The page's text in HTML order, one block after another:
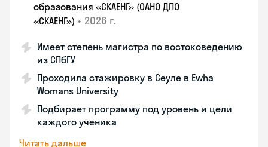
образования «СКАЕНГ» (ОАНО ДПО
«СКАЕНГ») • 2026 г.
Имеет степень магистра по востоковедению
из СПбГУ
Проходила стажировку в Сеуле в Ewha
Womans University
Подбирает программу под уровень и цели
каждого ученика
Читать дальше